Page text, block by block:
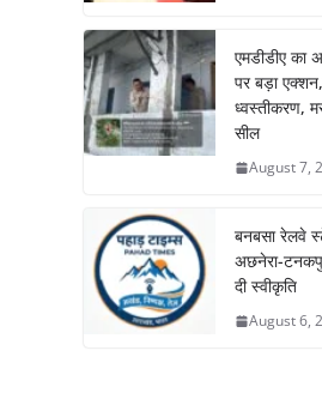
एमडीडीए का
पर बड़ा
ध्वस्तीकरण,
सील
August 7,
बनबसा रेलवे
अछनेरा-
दी स्वीकृति
August 6,